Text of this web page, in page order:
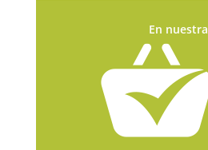
En nuestra